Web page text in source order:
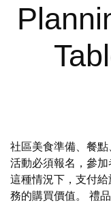
社區美食準備、餐
活動必須報名，參
這種情況下，支付
務的購買價值。 禮